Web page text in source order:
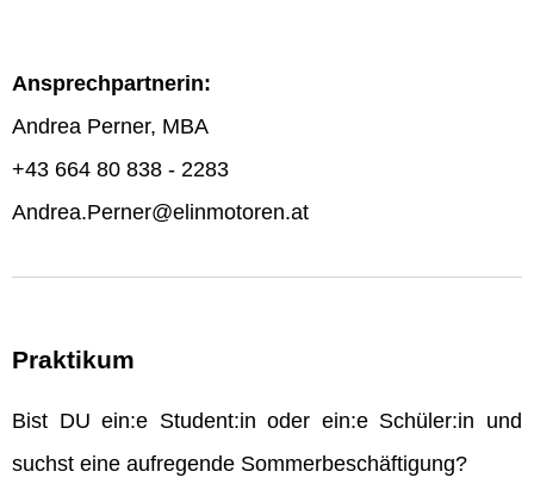
Ansprechpartnerin:
Andrea Perner, MBA
+43 664 80 838 - 2283
Andrea.Perner@elinmotoren.at
Praktikum
Bist DU ein:e Student:in oder ein:e Schüler:in und
suchst eine aufregende Sommerbeschäftigung?